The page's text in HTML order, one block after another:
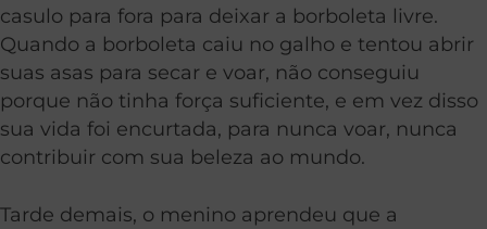
casulo para fora para deixar a borboleta livre.
Quando a borboleta caiu no galho e tentou abrir
suas asas para secar e voar, não conseguiu
porque não tinha força suficiente, e em vez disso
sua vida foi encurtada, para nunca voar, nunca
contribuir com sua beleza ao mundo.
Tarde demais, o menino aprendeu que a